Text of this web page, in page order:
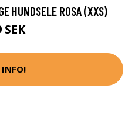
HUNDSELE ROSA (XXS)
SEK
INFO!